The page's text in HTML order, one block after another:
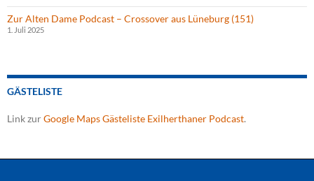
Zur Alten Dame Podcast – Crossover aus Lüneburg (151)
1. Juli 2025
GÄSTELISTE
Link zurGoogle Maps Gästeliste Exilherthaner Podcast.